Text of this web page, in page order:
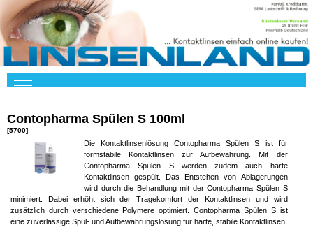
Contopharma Spülen S 100ml
[5700]
Die Kontaktlinsenlösung Contopharma Spülen S ist für
formstabile Kontaktlinsen zur Aufbewahrung. Mit der
Contopharma Spülen S werden zudem auch harte
Kontaktlinsen gespült. Das Entstehen von Ablagerungen
wird durch die Behandlung mit der Contopharma Spülen S
minimiert. Dabei erhöht sich der Tragekomfort der Kontaktlinsen und wird
zusätzlich durch verschiedene Polymere optimiert. Contopharma Spülen S ist
eine zuverlässige Spül- und Aufbewahrungslösung für harte, stabile Kontaktlinsen.